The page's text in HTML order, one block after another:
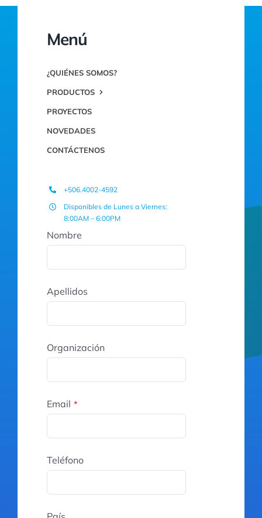
Menú
¿QUIÉNES SOMOS?
PRODUCTOS
PROYECTOS
NOVEDADES
CONTÁCTENOS
+506.4002-4592
Disponibles de Lunes a Viernes:
8:00AM – 6:00PM
Nombre
Apellidos
Organización
Email *
Teléfono